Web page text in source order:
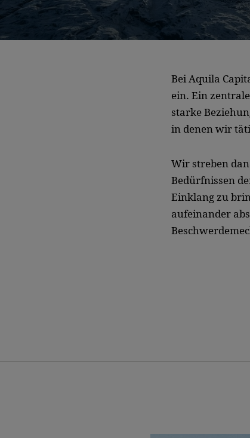
Bei Aquila
ein. Ein
starke
in denen wir
Wir streben
Bedürfnissen
Einklang zu
aufeinander